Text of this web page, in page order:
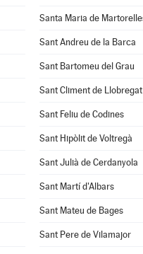
Santa Maria de
Sant Andreu de la Barca
Sant Bartomeu del Grau
Sant Climent de Llobregat
Sant Feliu de Codines
Sant Hipòlit de Voltregà
Sant Julià de Cerdanyola
Sant Martí d'Albars
Sant Mateu de Bages
Sant Pere de Vilamajor